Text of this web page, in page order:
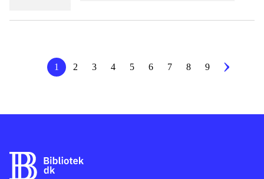
1 2 3 4 5 6 7 8 9